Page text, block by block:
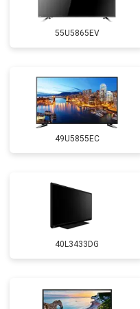
55U5865EV
49U5855EC
40L3433DG